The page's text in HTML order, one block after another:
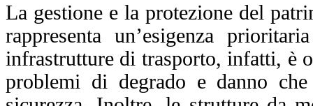
La gestione e la protezione del
rappresenta un’esigenza
infrastrutture di trasporto, infatti, è
problemi di degrado e danno